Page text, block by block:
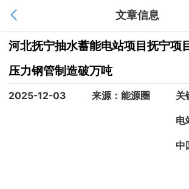
文章信息
河北抚宁抽水蓄能电站项目抚宁项
压力钢管制造破万吨
2025-12-03 来源：能源圈 关
电
中